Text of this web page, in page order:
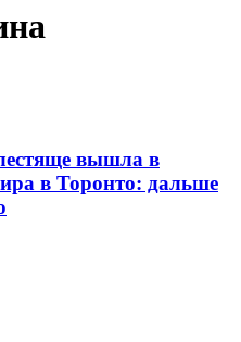
вышла в
в Торонто: дальше